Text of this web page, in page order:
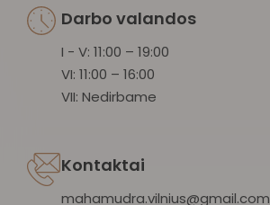
Darbo valandos
I - V: 11:00 – 19:00
VI: 11:00 – 16:00
VII: Nedirbame
Kontaktai
mahamudra.vilnius@gmail.com